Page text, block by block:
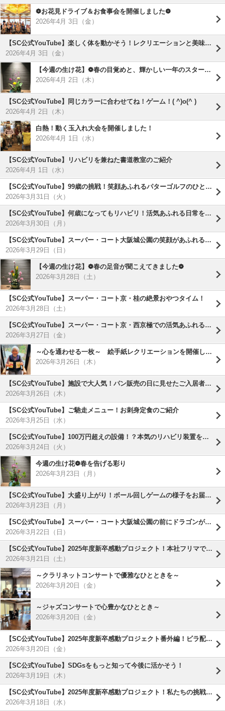
❁お花見ドライブ＆お食事会を開催しました❁
2026年4月 3日（金）
【SC公式YouTube】楽しく体を動かそう！レクリエーションと美味しいおやつの時間
2026年4月 3日（金）
【今週の生け花】❁春の目覚めと、輝かしい一年のスタート❁
2026年4月 2日（木）
【SC公式YouTube】同じカラーに合わせてね！ゲーム！( ^)o(^ )
2026年4月 2日（木）
白熱！動く玉入れ大会を開催しました！
2026年4月 1日（水）
【SC公式YouTube】リハビリを兼ねた書道教室のご紹介
2026年4月 1日（水）
【SC公式YouTube】99歳の挑戦！笑顔あふれるパターゴルフのひととき( ^)o(^ )
2026年3月31日（火）
【SC公式YouTube】何歳になってもリハビリ！活気あふれる日常をご紹介
2026年3月30日（月）
【SC公式YouTube】スーパー・コート大阪城公園の笑顔があふれる手作りポスター！
2026年3月29日（日）
【今週の生け花】❁春の足音が聞こえてきました❁
2026年3月28日（土）
【SC公式YouTube】スーパー・コート京・桂の絶景おやつタイム！
2026年3月28日（土）
【SC公式YouTube】スーパー・コート京・西京極での活気あふれるリハビリ風景をご紹介！( *´艸｀)
2026年3月27日（金）
～心を通わせる一枚～ 絵手紙レクリエーションを開催しました！
2026年3月26日（木）
【SC公式YouTube】施設で大人気！パン販売の日に見せたご入居者様の最高の笑顔！
2026年3月26日（木）
【SC公式YouTube】ご馳走メニュー！お刺身定食のご紹介
2026年3月25日（水）
【SC公式YouTube】100万円超えの設備！？本気のリハビリ装置をご紹介！
2026年3月24日（火）
今週の生け花❁春を告げる彩り
2026年3月23日（月）
【SC公式YouTube】大盛り上がり！ボール回しゲームの様子をお届けします！
2026年3月23日（月）
【SC公式YouTube】スーパー・コート大阪城公園の前にドラゴンが出現！？( ﾟДﾟ)
2026年3月22日（日）
【SC公式YouTube】2025年度新卒感動プロジェクト！本社フリマで繋がる「たてよこの絆」
2026年3月21日（土）
～クラリネットコンサートで優雅なひとときを～
2026年3月20日（金）
～ジャズコンサートで心豊かなひととき～
2026年3月20日（金）
【SC公式YouTube】2025年度新卒感動プロジェクト番外編！ビラ配りチャレンジ！
2026年3月20日（金）
【SC公式YouTube】SDGsをもっと知って今後に活かそう！
2026年3月19日（木）
【SC公式YouTube】2025年度新卒感動プロジェクト！私たちの挑戦を見届けてください( ⁎ᵕᴗᵕ⁎ )
2026年3月18日（水）